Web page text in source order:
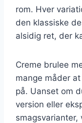
rom. Hver
den klassiske
alsidig ret, der
Creme brulee
mange måder
på. Uanset om
version eller